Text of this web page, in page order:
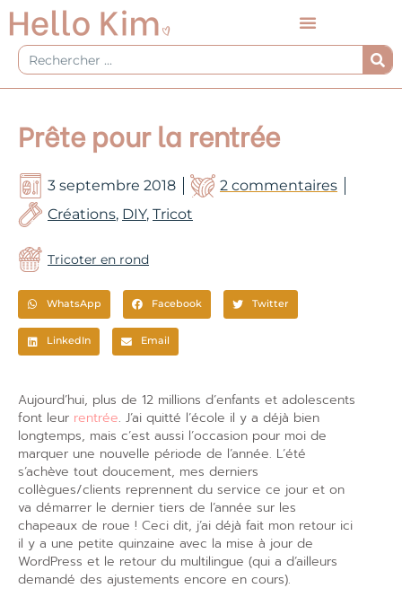
Aller
au
contenu
Rechercher
Prête pour la rentrée
3 septembre 2018
2 commentaires
Créations, DIY, Tricot
Tricoter en rond
WhatsApp Facebook Twitter
LinkedIn Email
Aujourd’hui, plus de 12 millions d’enfants et adolescents
font leur rentrée. J’ai quitté l’école il y a déjà bien
longtemps, mais c’est aussi l’occasion pour moi de
marquer une nouvelle période de l’année. L’été
s’achève tout doucement, mes derniers
collègues/clients reprennent du service ce jour et on
va démarrer le dernier tiers de l’année sur les
chapeaux de roue ! Ceci dit, j’ai déjà fait mon retour ici
il y a une petite quinzaine avec la mise à jour de
WordPress et le retour du multilingue (qui a d’ailleurs
demandé des ajustements encore en cours).